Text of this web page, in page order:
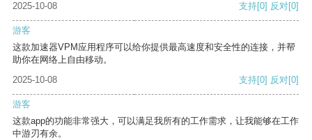
2025-10-08 支持[0] 反对[0]
游客
这款加速器VPM应用程序可以给你提供最高速度和安全性的连接，并帮
助你在网络上自由移动。
2025-10-08
支持[0] 反对[0]
游客
这款app的功能非常强大，可以满足我所有的工作需求，让我能够在工作
中游刃有余。